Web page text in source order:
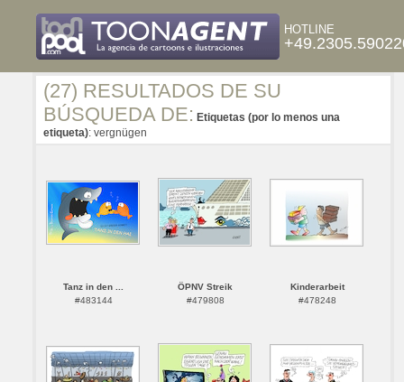
HOTLINE
(27) RESULTADOS DE SU
BÚSQUEDA DE: Etiquetas (por lo menos una
etiqueta): vergnügen
Tanz in den ...
#483144
ÖPNV Streik
#479808
Kinderarbeit
#478248